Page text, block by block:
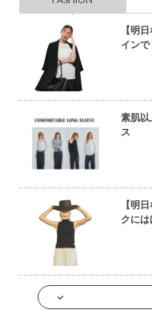
【明
インで
素肌以
ス
【明
クに